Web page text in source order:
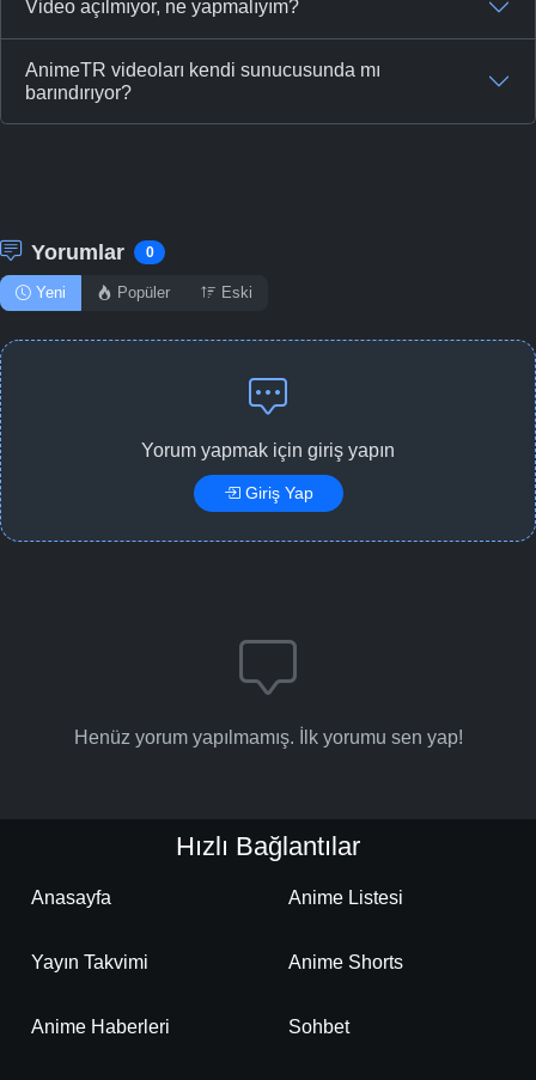
Video açılmıyor, ne yapmalıyım?
AnimeTR videoları kendi sunucusunda mı
barındırıyor?
Yorumlar 0
Yeni Popüler Eski
Yorum yapmak için giriş yapın
Giriş Yap
Henüz yorum yapılmamış. İlk yorumu sen yap!
Hızlı Bağlantılar
Anasayfa Anime Listesi
Yayın Takvimi Anime Shorts
Anime Haberleri Sohbet